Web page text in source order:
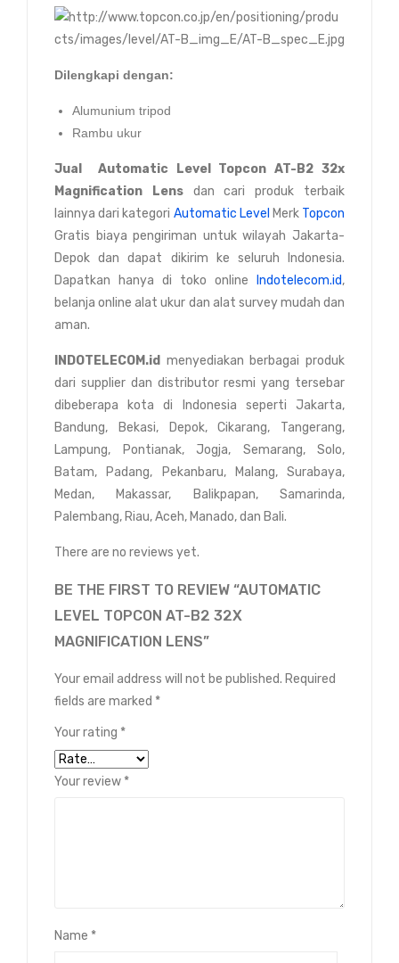
Dilengkapi dengan:
Alumunium tripod
Rambu ukur
Jual
Automatic Level Topcon AT-B2 32x
Magnification Lensdan cari produk terbaik
lainnya dari kategori Automatic Level Merk Topcon
Gratis biaya pengiriman untuk wilayah Jakarta-
Depok dan dapat dikirim ke seluruh Indonesia.
Dapatkan hanya di toko online
Indotelecom.id,
belanja online alat ukur dan alat survey mudah dan
aman.
INDOTELECOM.id menyediakan berbagai produk
dari supplier dan distributor resmi yang tersebar
dibeberapa kota di Indonesia seperti Jakarta,
Bandung, Bekasi, Depok, Cikarang, Tangerang,
Lampung, Pontianak, Jogja, Semarang, Solo,
Batam, Padang, Pekanbaru, Malang, Surabaya,
Medan, Makassar, Balikpapan, Samarinda,
Palembang, Riau, Aceh, Manado, dan Bali.
There are no reviews yet.
BE THE FIRST TO REVIEW “AUTOMATIC
LEVEL TOPCON AT-B2 32X
MAGNIFICATION LENS”
Your email address will not be published. Required
fields are marked *
Your rating *
Your review *
Name *